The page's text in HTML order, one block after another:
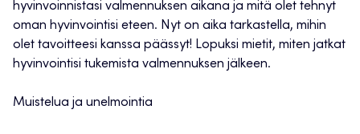
hyvinvoinnistasi valmennuksen aikana ja mitä olet tehnyt
oman hyvinvointisi eteen. Nyt on aika tarkastella, mihin
olet tavoitteesi kanssa päässyt! Lopuksi mietit, miten jatkat
hyvinvointisi tukemista valmennuksen jälkeen.
Muistelua ja unelmointia